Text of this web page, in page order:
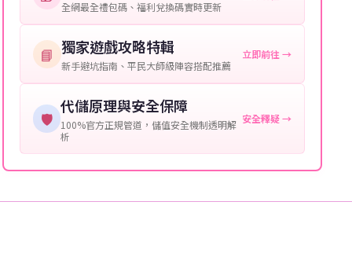
提供這些信息能幫助我們更快地處理您的代儲需求，確
保您盡享遊戲樂趣！
全網最全禮包碼、福利兌換碼實時更新
📘 獨家遊戲攻略特輯
新手避坑指南、平民大師級陣容搭配推薦
立即前往 →
🛡️
代儲原理與安全保障
100%官方正規管道，儲值安全機制透明解
析
安全釋疑 →